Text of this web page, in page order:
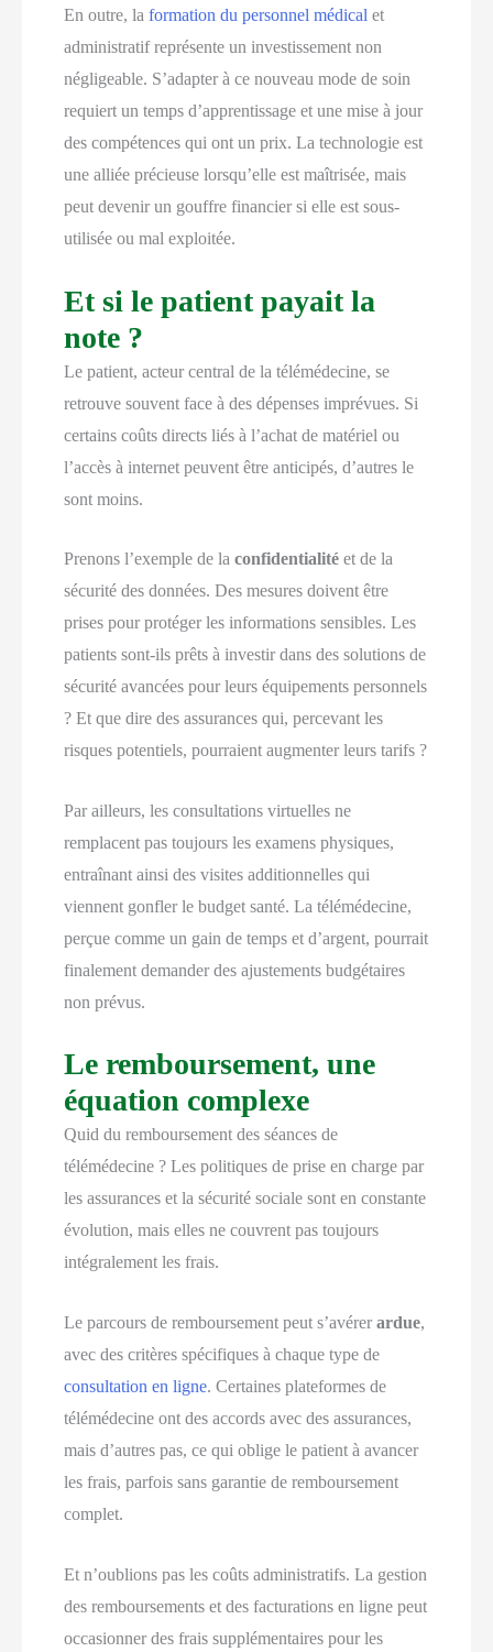
En outre, laformation du personnel médical et
administratif représente un investissement non
négligeable. S’adapter à ce nouveau mode de soin
requiert un temps d’apprentissage et une mise à jour
des compétences qui ont un prix. La technologie est
une alliée précieuse lorsqu’elle est maîtrisée, mais
peut devenir un gouffre financier si elle est sous-
utilisée ou mal exploitée.
Et si le patient payait la
note ?
Le patient, acteur central de la télémédecine, se
retrouve souvent face à des dépenses imprévues. Si
certains coûts directs liés à l’achat de matériel ou
l’accès à internet peuvent être anticipés, d’autres le
sont moins.
Prenons l’exemple de laconfidentialité et de la
sécurité des données. Des mesures doivent être
prises pour protéger les informations sensibles. Les
patients sont-ils prêts à investir dans des solutions de
sécurité avancées pour leurs équipements personnels
? Et que dire des assurances qui, percevant les
risques potentiels, pourraient augmenter leurs tarifs ?
Par ailleurs, les consultations virtuelles ne
remplacent pas toujours les examens physiques,
entraînant ainsi des visites additionnelles qui
viennent gonfler le budget santé. La télémédecine,
perçue comme un gain de temps et d’argent, pourrait
finalement demander des ajustements budgétaires
non prévus.
Le remboursement, une
équation complexe
Quid du remboursement des séances de
télémédecine ? Les politiques de prise en charge par
les assurances et la sécurité sociale sont en constante
évolution, mais elles ne couvrent pas toujours
intégralement les frais.
Le parcours de remboursement peut s’avérerardue,
avec des critères spécifiques à chaque type de
consultation en ligne. Certaines plateformes de
télémédecine ont des accords avec des assurances,
mais d’autres pas, ce qui oblige le patient à avancer
les frais, parfois sans garantie de remboursement
complet.
Et n’oublions pas les coûts administratifs. La gestion
des remboursements et des facturations en ligne peut
occasionner des frais supplémentaires pour les